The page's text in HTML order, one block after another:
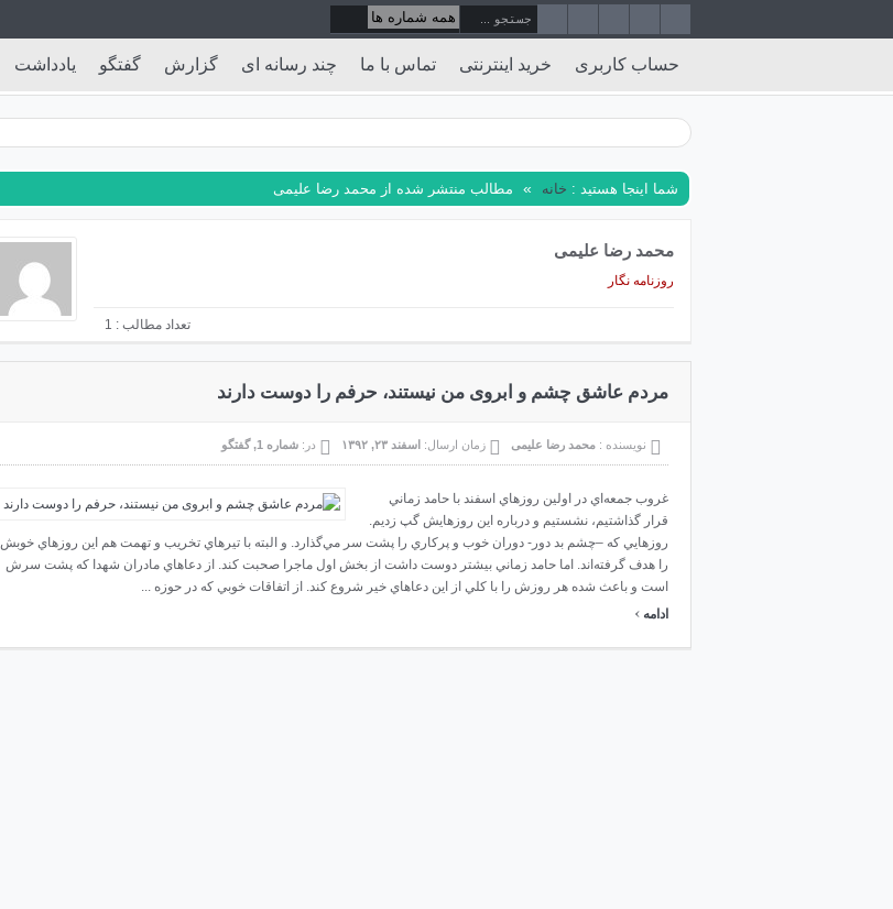
یادداشت گفتگو گزارش چند رسانه ای تماس با ما خرید اینترنتی حساب کاربری
شما اینجا هستید : خانه » مطالب منتشر شده از محمد رضا علیمی
محمد رضا علیمی
روزنامه نگار
تعداد مطالب : 1
مردم عاشق چشم و ابروی من نیستند، حرفم را دوست دارند
نویسنده : محمد رضا علیمی زمان ارسال: اسفند ۲۳, ۱۳۹۲ در: شماره 1 ,گفتگو
غروب جمعه‌اي در اولين روزهاي اسفند با حامد زماني
قرار گذاشتيم، نشستيم و درباره اين روزهايش گپ زديم.
روزهايي كه –چشم بد دور- دوران خوب و پركاري را پشت سر مي‌گذارد. و البته با تيرهاي تخريب و تهمت هم اين روزهاي خوبش
را هدف گرفته‌اند. اما حامد زماني بيشتر دوست داشت از بخش اول ماجرا صحبت كند. از دعاهاي مادران شهدا كه پشت سرش
است و باعث شده هر روزش را با كلي از اين دعاهاي خير شروع كند. از اتفاقات خوبي كه در حوزه ...
ادامه ›